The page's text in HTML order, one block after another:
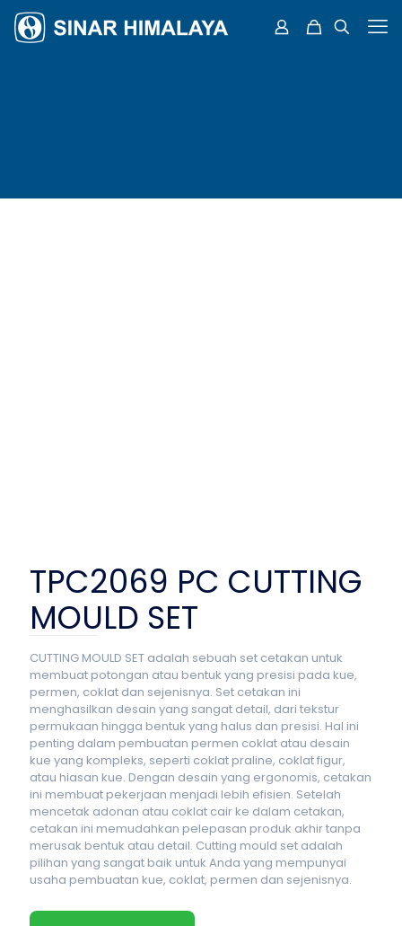
TPC2069 PC CUTTING
MOULD SET
CUTTING MOULD SET adalah sebuah set cetakan untuk
membuat potongan atau bentuk yang presisi pada kue,
permen, coklat dan sejenisnya. Set cetakan ini
menghasilkan desain yang sangat detail, dari tekstur
permukaan hingga bentuk yang halus dan presisi. Hal ini
penting dalam pembuatan permen coklat atau desain
kue yang kompleks, seperti coklat praline, coklat figur,
atau hiasan kue. Dengan desain yang ergonomis, cetakan
ini membuat pekerjaan menjadi lebih efisien. Setelah
mencetak adonan atau coklat cair ke dalam cetakan,
cetakan ini memudahkan pelepasan produk akhir tanpa
merusak bentuk atau detail. Cutting mould set adalah
pilihan yang sangat baik untuk Anda yang mempunyai
usaha pembuatan kue, coklat, permen dan sejenisnya.